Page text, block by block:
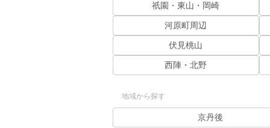
祇園・東山・岡崎
河原町周辺
伏見桃山
西陣・北野
地域から探す
京丹後